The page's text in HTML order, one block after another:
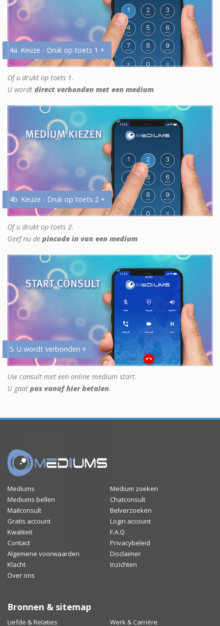
4a. Keuze - Druk op toets 1 +
Of u drukt op toets 1.
U wordt direct verbonden met een medium
4b. Keuze - Druk op toets 2 +
Of u drukt op toets 2.
Geef nu de pincode in van een medium
5. U wordt verbonden +
Uw consult met een online medium start.
U gaat pas vanaf hier betalen.
Mediums
Medium zoeken
Mediums bellen
Chatconsult
Mailconsult
Belverzoeken
Gratis account
Login account
Kwaliteit
F.A.Q
Contact
Privacybeleid
Algemene voorwaarden
Disclaimer
Klacht
Inzichten
Over ons
Bronnen & sitemap
Liefde & Relaties Werk & Carrière